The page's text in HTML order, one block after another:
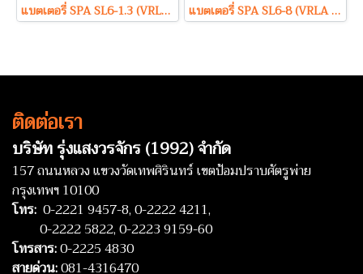
แบตเตอรี่ SPA SL6-1.3 (VRLA Type) 6V 1.3Ah แบตเตอรี่ SPA SL6-8 (VRLA Type) 6V 8Ah
ติดต่อเรา
บริษัท รุ่งแสงวรจักร (1992) จำกัด
157 ถนนหลวง แขวงวัดเทพศิรินทร์ เขตป้อมปราบศัตรูพ่าย
กรุงเทพฯ 10100
โทร: 0-2221 9457-8,0-2222 4211,
0-2222 5822,0-2223 9159-60
โทรสาร:0-2225 4830
สายด่วน:081-4316470